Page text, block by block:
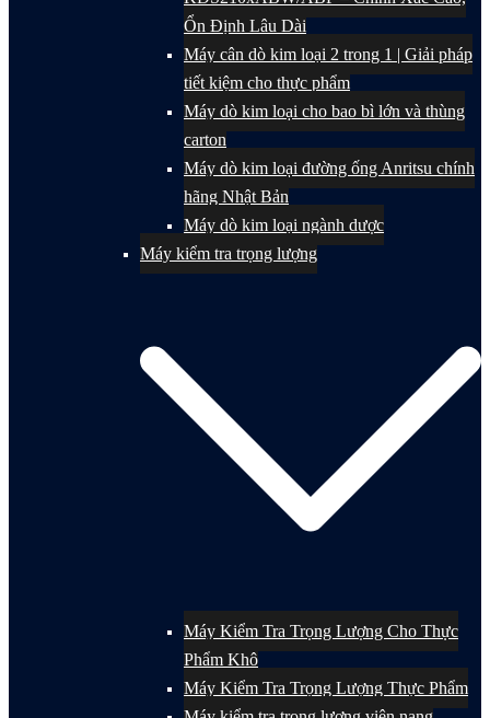
Ổn Định Lâu Dài
Máy cân dò kim loại 2 trong 1 | Giải pháp
tiết kiệm cho thực phẩm
Máy dò kim loại cho bao bì lớn và thùng
carton
Máy dò kim loại đường ống Anritsu chính
hãng Nhật Bản
Máy dò kim loại ngành dược
Máy kiểm tra trọng lượng
Máy Kiểm Tra Trọng Lượng Cho Thực
Phẩm Khô
Máy Kiểm Tra Trọng Lượng Thực Phẩm